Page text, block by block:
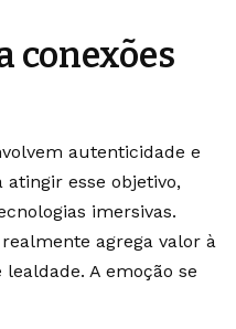
conexões
autenticidade e
esse objetivo,
imersivas.
agrega valor à
A emoção se